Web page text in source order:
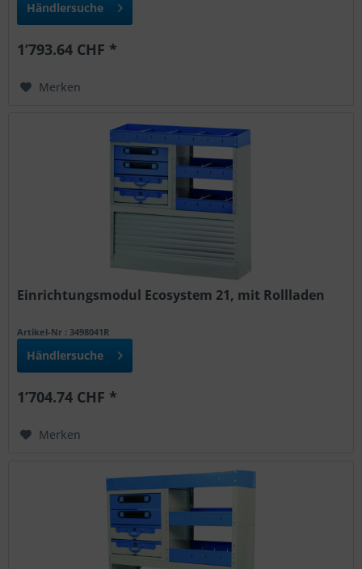
Händlersuche
1’793.64 CHF *
Merken
Einrichtungsmodul Ecosystem 21, mit Rollladen
Artikel-Nr : 3498041R
Händlersuche
1’704.74 CHF *
Merken